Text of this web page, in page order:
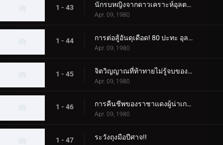
1 - 43 นักรบหญิงจากดาวเคราะห์อุลตร้า
Apr. 09, 1980
1 - 44 การต่อสู้อันดุเดือด! 80 ปะทะ อุลตร้าเซเว่น
Apr. 09, 1980
1 - 45 จิตวิญญาณที่ท้าทายไม่รู้จบของเอเลี่ยน บัลตัน
Apr. 09, 1980
1 - 46 การคืนชีพของราชาแดงผู้น่าเกรงขาม
Apr. 09, 1980
1 - 47 ระวังถุงมือปีศาจ!!